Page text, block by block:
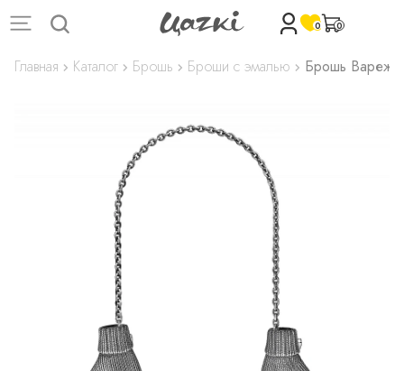
0 0
Главная Каталог Брошь Броши с эмалью Брошь